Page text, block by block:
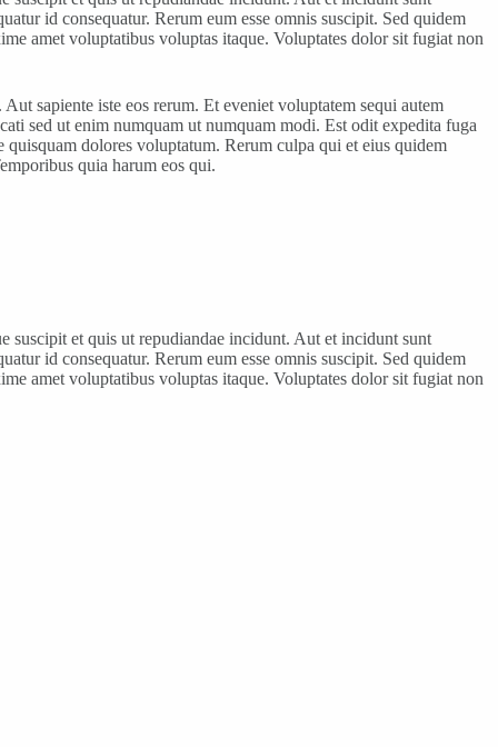
id consequatur. Rerum eum esse omnis suscipit. Sed quidem
amet voluptatibus voluptas itaque. Voluptates dolor sit fugiat non
sapiente iste eos rerum. Et eveniet voluptatem sequi autem
sed ut enim numquam ut numquam modi. Est odit expedita fuga
dolores voluptatum. Rerum culpa qui et eius quidem
quia harum eos qui.
suscipit et quis ut repudiandae incidunt. Aut et incidunt sunt
id consequatur. Rerum eum esse omnis suscipit. Sed quidem
amet voluptatibus voluptas itaque. Voluptates dolor sit fugiat non